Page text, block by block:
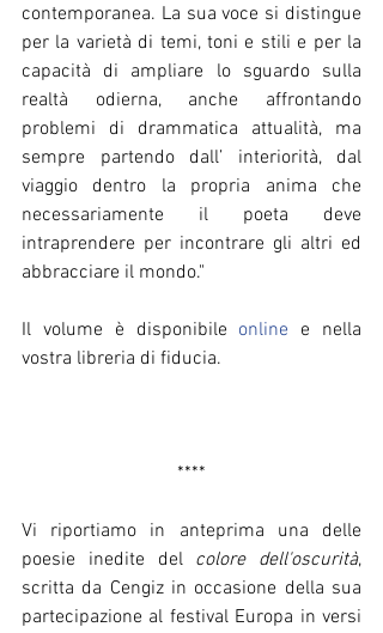
contemporanea. La sua voce si distingue
per la varietà di temi, toni e stili e per la
capacità di ampliare lo sguardo sulla
realtà odierna, anche affrontando
problemi di drammatica attualità, ma
sempre partendo dall’ interiorità, dal
viaggio dentro la propria anima che
necessariamente il poeta deve
intraprendere per incontrare gli altri ed
abbracciare il mondo."
Il volume è disponibile online e nella
vostra libreria di fiducia.
****
Vi riportiamo in anteprima una delle
poesie inedite del colore dell'oscurità,
scritta da Cengiz in occasione della sua
partecipazione al festival Europa in versi